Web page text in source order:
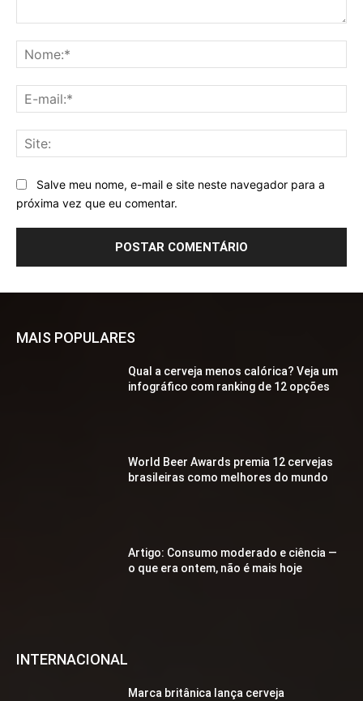
Salve meu nome, e-mail e site neste navegador para a
próxima vez que eu comentar.
MAIS POPULARES
Qual a cerveja menos calórica? Veja um
infográfico com ranking de 12 opções
World Beer Awards premia 12 cervejas
brasileiras como melhores do mundo
Artigo: Consumo moderado e ciência —
o que era ontem, não é mais hoje
INTERNACIONAL
Marca britânica lança cerveja